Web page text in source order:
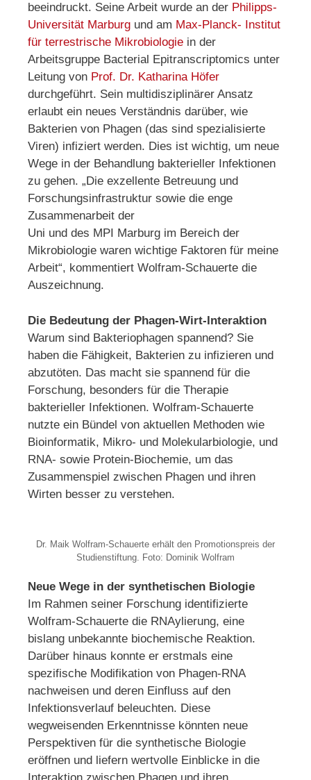
beeindruckt. Seine Arbeit wurde an der Philipps-
Universität Marburg und am Max-Planck- Institut
für terrestrische Mikrobiologie in der
Arbeitsgruppe Bacterial Epitranscriptomics unter
Leitung von Prof. Dr. Katharina Höfer
durchgeführt. Sein multidisziplinärer Ansatz
erlaubt ein neues Verständnis darüber, wie
Bakterien von Phagen (das sind spezialisierte
Viren) infiziert werden. Dies ist wichtig, um neue
Wege in der Behandlung bakterieller Infektionen
zu gehen. „Die exzellente Betreuung und
Forschungsinfrastruktur sowie die enge
Zusammenarbeit der
Uni und des MPI Marburg im Bereich der
Mikrobiologie waren wichtige Faktoren für meine
Arbeit“, kommentiert Wolfram-Schauerte die
Auszeichnung.
Die Bedeutung der Phagen-Wirt-Interaktion
Warum sind Bakteriophagen spannend? Sie
haben die Fähigkeit, Bakterien zu infizieren und
abzutöten. Das macht sie spannend für die
Forschung, besonders für die Therapie
bakterieller Infektionen. Wolfram-Schauerte
nutzte ein Bündel von aktuellen Methoden wie
Bioinformatik, Mikro- und Molekularbiologie, und
RNA- sowie Protein-Biochemie, um das
Zusammenspiel zwischen Phagen und ihren
Wirten besser zu verstehen.
Dr. Maik Wolfram-Schauerte erhält den Promotionspreis der
Studienstiftung. Foto: Dominik Wolfram
Neue Wege in der synthetischen Biologie
Im Rahmen seiner Forschung identifizierte
Wolfram-Schauerte die RNAylierung, eine
bislang unbekannte biochemische Reaktion.
Darüber hinaus konnte er erstmals eine
spezifische Modifikation von Phagen-RNA
nachweisen und deren Einfluss auf den
Infektionsverlauf beleuchten. Diese
wegweisenden Erkenntnisse könnten neue
Perspektiven für die synthetische Biologie
eröffnen und liefern wertvolle Einblicke in die